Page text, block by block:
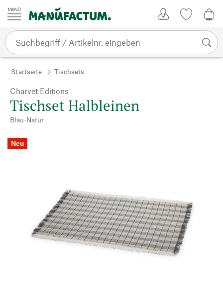
Zum Inhalt springen
Startseite Tischsets
Charvet Editions
Tischset Halbleinen
Blau-Natur
Neu